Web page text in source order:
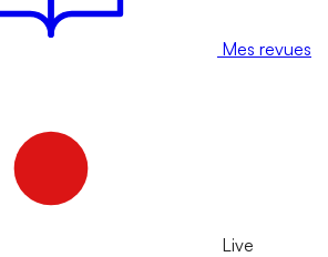
Mes revues
Live